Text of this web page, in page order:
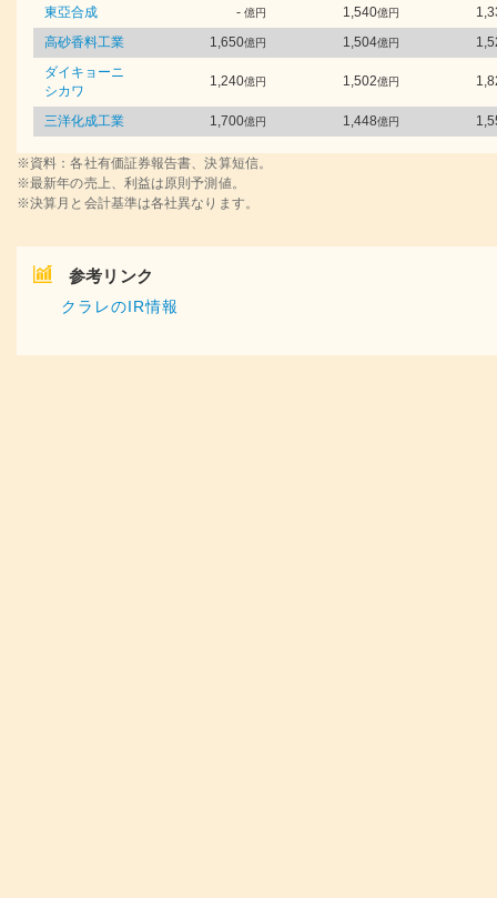
東亞合成
- 億円 1,540億円
高砂香料工業
1,650億円 1,504億円
ダイキョーニ
シカワ
1,240億円 1,502億円
三洋化成工業 1,700億円 1,448億円
※資料：各社有価証券報告書、決算短信。
※最新年の売上、利益は原則予測値。
※決算月と会計基準は各社異なります。
参考リンク
クラレのIR情報